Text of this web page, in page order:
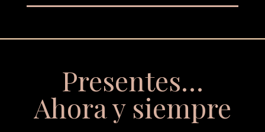
Presentes…
Ahora y siempre